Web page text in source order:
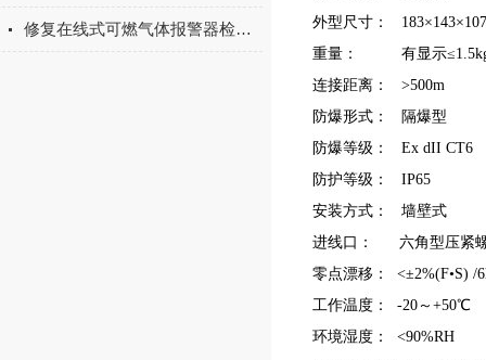
修复在线式可燃气体报警器检测系统小妙招
外型尺寸：
重量： 有显示
连接距离： >500m
防爆形式： 隔爆型
防爆等级： Ex dII CT6
防护等级： IP65
安装方式： 墙壁式
进线口： 六角型压紧
零点漂移： <±2%(F•S) /
工作温度： -20～+50℃
环境湿度： <90%RH